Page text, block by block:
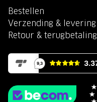
Bestellen
Verzending & levering
Retour & terugbetaling